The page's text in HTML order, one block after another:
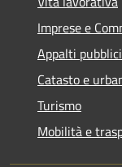
Imprese e
Appalti pubblici
Catasto e
Turismo
Mobilità e